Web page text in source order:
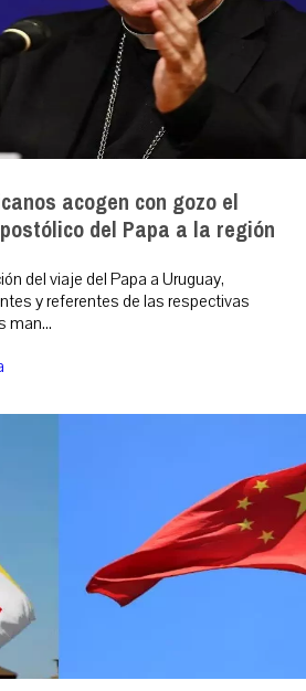
acogen con gozo el
del Papa a la región
del viaje del Papa a Uruguay,
y referentes de las respectivas
man...